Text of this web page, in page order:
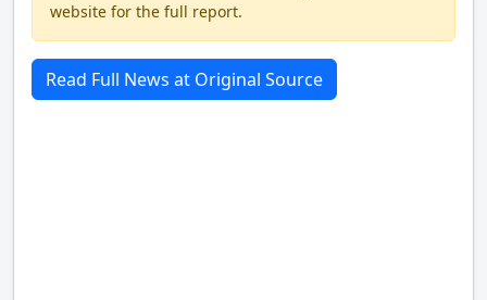
website for the full report.
Read Full News at Original Source